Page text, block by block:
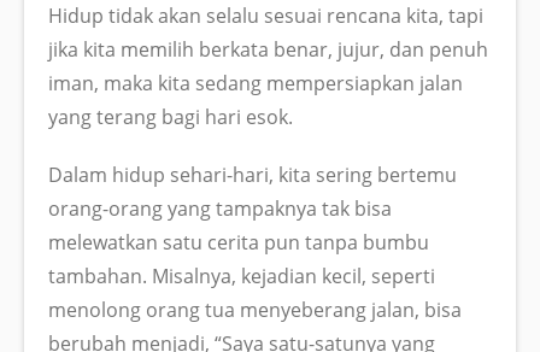
Hidup tidak akan selalu sesuai rencana kita, tapi
jika kita memilih berkata benar, jujur, dan penuh
iman, maka kita sedang mempersiapkan jalan
yang terang bagi hari esok.
Dalam hidup sehari-hari, kita sering bertemu
orang-orang yang tampaknya tak bisa
melewatkan satu cerita pun tanpa bumbu
tambahan. Misalnya, kejadian kecil, seperti
menolong orang tua menyeberang jalan, bisa
berubah menjadi, “Saya satu-satunya yang